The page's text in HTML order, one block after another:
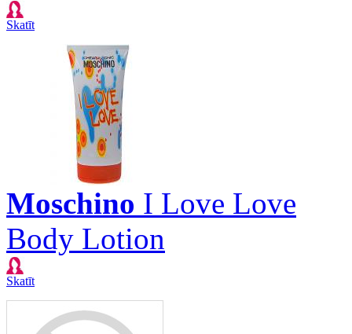
Skatīt
Moschino I Love Love
Body Lotion
Skatīt